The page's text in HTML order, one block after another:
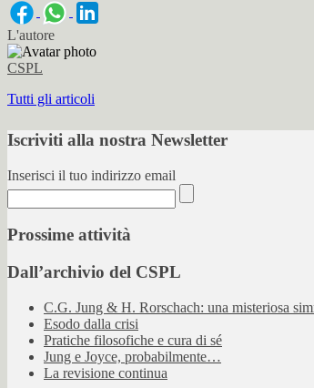
L'autore
CSPL
Tutti gli articoli
Iscriviti alla nostra Newsletter
Inserisci il tuo indirizzo email
Prossime attività
Dall’archivio del CSPL
C.G. Jung & H. Rorschach: una misteriosa
Esodo dalla crisi
Pratiche filosofiche e cura di sé
Jung e Joyce, probabilmente…
La revisione continua